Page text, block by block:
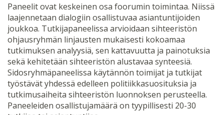
Paneelit ovat keskeinen osa foorumin toimintaa. Niissä
laajennetaan dialogiin osallistuvaa asiantuntijoiden
joukkoa. Tutkijapaneelissa arvioidaan sihteeristön
ohjausryhmän linjausten mukaisesti kokoamaa
tutkimuksen analyysiä, sen kattavuutta ja painotuksia
sekä kehitetään sihteeristön alustavaa synteesiä.
Sidosryhmäpaneelissa käytännön toimijat ja tutkijat
työstävät yhdessä edelleen politiikkasuosituksia ja
tutkimusaiheita sihteeristön luonnoksen perusteella.
Paneeleiden osallistujamäärä on tyypillisesti 20-30